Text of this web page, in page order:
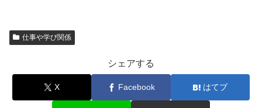
仕事や学び関係
シェアする
X Facebook はてブ